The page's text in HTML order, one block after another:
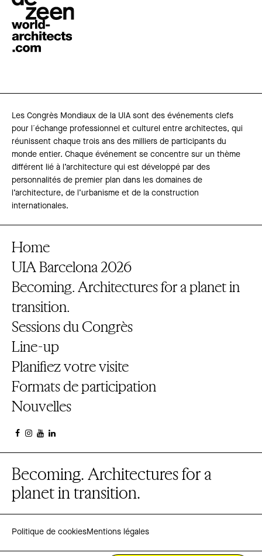
Les Congrès Mondiaux de la UIA sont des événements clefs
pour l´échange professionnel et culturel entre architectes, qui
réunissent chaque trois ans des milliers de participants du
monde entier. Chaque événement se concentre sur un thème
différent lié à l’architecture qui est développé par des
personnalités de premier plan dans les domaines de
l’architecture, de l’urbanisme et de la construction
internationales.
Home
UIA Barcelona 2026
Becoming. Architectures for a planet in
transition.
Sessions du Congrès
Line-up
Planifiez votre visite
Formats de participation
Nouvelles
Becoming. Architectures for a
planet in transition.
Politique de cookiesMentions légales